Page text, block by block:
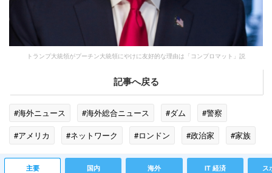
トランプ大統領がプーチン大統領にやけに友好的な理由は「コンプロマット」説
記事へ戻る
#海外ニュース #海外総合ニュース #ダム
#警察
#アメリカ
#ネットワーク #ロンドン #政治家
#家族
#ドナルド・トランプ
#レーナ #theory
#Lead
主要 国内 海外 IT 経済 ス